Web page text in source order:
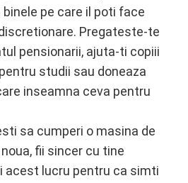
pe care il poti face
Pregateste-te
pensionarii, ajuta-ti copiii
studii sau doneaza
inseamna ceva pentru
sa cumperi o masina de
fii sincer cu tine
acest lucru pentru ca simti